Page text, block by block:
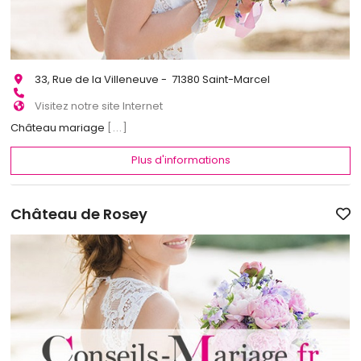
33, Rue de la Villeneuve - 71380 Saint-Marcel
Visitez notre site Internet
Château mariage [...]
Plus d'informations
Château de Rosey